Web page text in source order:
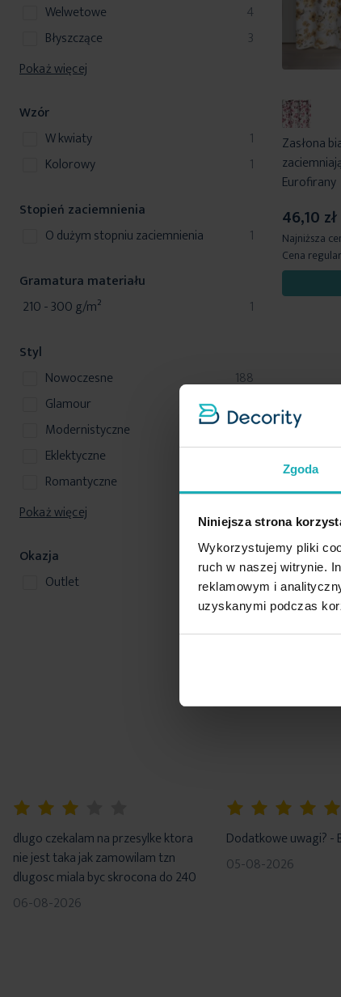
Zgoda
Niniejsza strona
Wykorzystujemy pliki
ruch w naszej witrynie.
reklamowym i
uzyskanymi podczas
Zasłona
Eurofirany
46,10 zł
Najniższa
Cena
welwetowe
4
produkty
błyszczące
3
produkty
Pokaż więcej
Wzór
w kwiaty
1produkt
kolorowy
1produkt
Stopień zaciemnienia
o dużym stopniu zaciemnienia
1produkt
Gramatura materiału
210 - 300 g/m²
1produkt
Styl
nowoczesne
188
produkty
glamour
modernistyczne
36
produkty
eklektyczne
romantyczne
Pokaż więcej
Okazja
Outlet
1
produkt
dlugo czekalam na przesylke ktora
nie jest taka jak zamowilam tzn
dlugosc miala byc skrocona do 240
06-08-2026
Dodatkowe uwagi? -
05-08-2026